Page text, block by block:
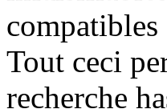
Tout ceci
recherche